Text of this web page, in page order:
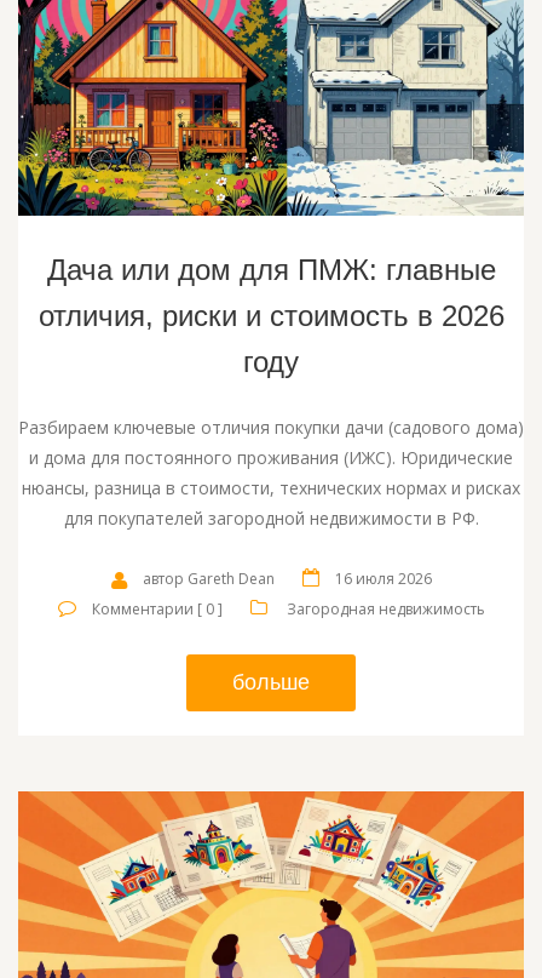
Дача или дом для ПМЖ: главные
отличия, риски и стоимость в 2026
году
Разбираем ключевые отличия покупки дачи (садового дома)
и дома для постоянного проживания (ИЖС). Юридические
нюансы, разница в стоимости, технических нормах и рисках
для покупателей загородной недвижимости в РФ.
автор Gareth Dean
16 июля 2026
Комментарии [ 0 ]
Загородная недвижимость
больше